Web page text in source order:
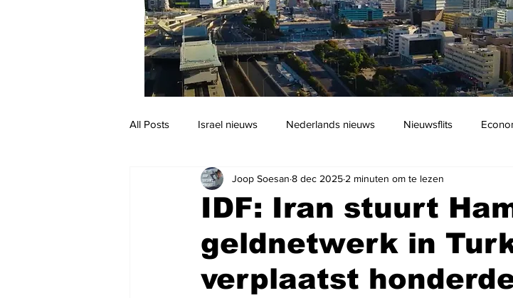
All Posts Israel nieuws Nederlands nieuws Nieuwsflits
Jodendom en cultuur Podcast
IDF: Iran stuurt
geldnetwerk in
verplaatst
Joop Soesan 8 dec 2025 2 minuten om te lezen